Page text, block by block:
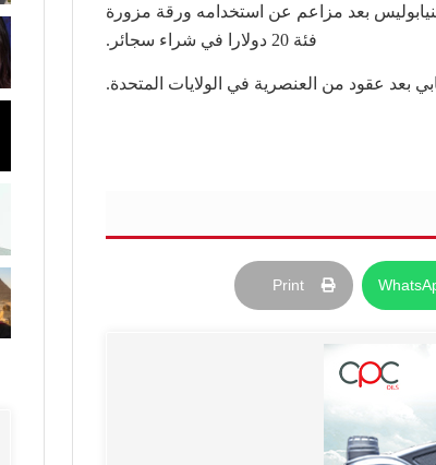
منيابوليس بعد مزاعم عن استخدامه ورقة مزورة
فئة 20 دولارا في شراء سجائر.
بعد عقود من العنصرية في الولايات المتحدة.
Print